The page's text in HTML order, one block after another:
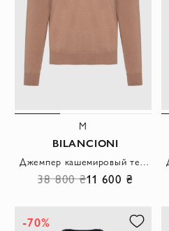
M
BILANCIONI
38 800 ₴11 600 ₴
-70%